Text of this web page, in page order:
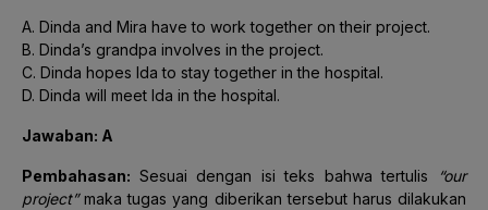
A. Dinda and Mira have to work together on their project.
B. Dinda’s grandpa involves in the project.
C. Dinda hopes Ida to stay together in the hospital.
D. Dinda will meet Ida in the hospital.
Jawaban: A
Pembahasan: Sesuai dengan isi teks bahwa tertulis
“our
project”maka tugas yang diberikan tersebut harus dilakukan